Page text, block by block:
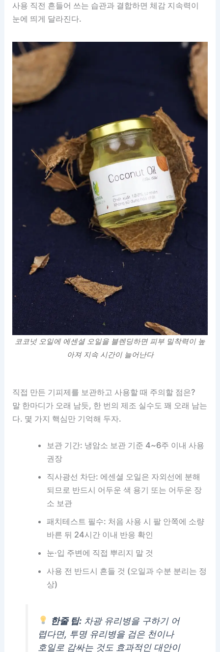
사용 직전 흔들어 쓰는 습관과 결합하면 체감 지속력이
눈에 띄게 달라진다.
코코넛 오일에 에센셜 오일을 블렌딩하면 피부 밀착력이 높
아져 지속 시간이 늘어난다
직접 만든 기피제를 보관하고 사용할 때 주의할 점은?
말 한마디가 오래 남듯, 한 번의 제조 실수도 꽤 오래 남는
다. 몇 가지 핵심만 기억해 두자.
보관 기간: 냉암소 보관 기준 4~6주 이내 사용
권장
직사광선 차단: 에센셜 오일은 자외선에 분해
되므로 반드시 어두운 색 용기 또는 어두운 장
소 보관
패치테스트 필수: 처음 사용 시 팔 안쪽에 소량
바른 뒤 24시간 이내 반응 확인
눈·입 주변에 직접 뿌리지 말 것
사용 전 반드시 흔들 것 (오일과 수분 분리는 정
상)
한줄 팁:차광 유리병을 구하기 어
렵다면, 투명 유리병을 검은 천이나
호일로 감싸는 것도 효과적인 대안이